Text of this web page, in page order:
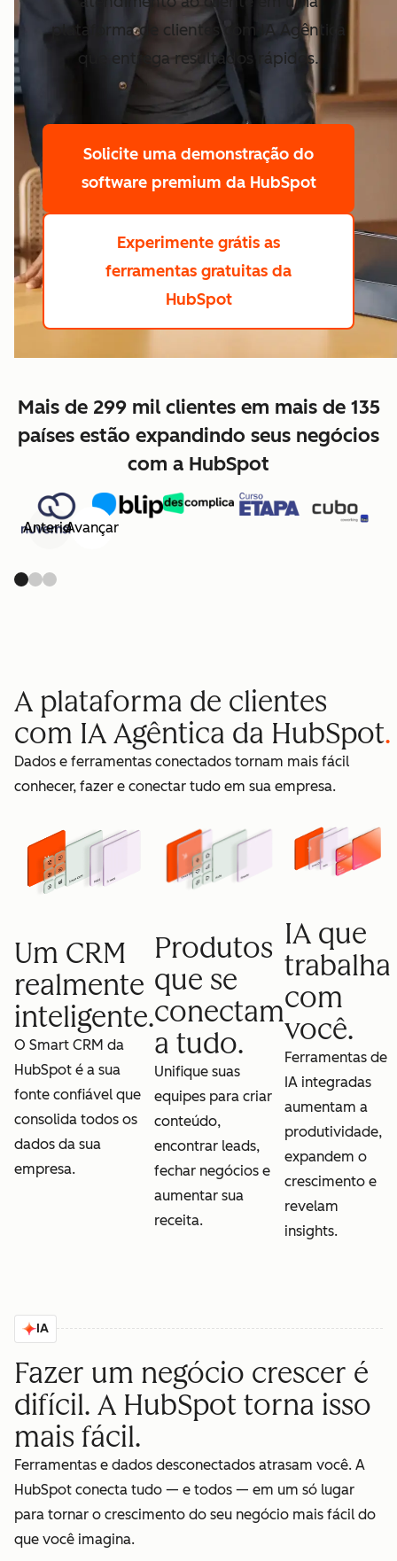
plataforma de clientes com IA Agêntica
que entrega resultados rápidos.
Solicite uma demonstração do
software premium da HubSpot
Experimente grátis as
ferramentas gratuitas da
HubSpot
Mais de 299 mil clientes em mais de 135
países estão expandindo seus negócios
com a HubSpot
AnteriorAvançar
A plataforma de clientes
com IA Agêntica da HubSpot
Dados e ferramentas conectados tornam mais fácil
conhecer, fazer e conectar tudo em sua empresa.
Um CRM
realmente
inteligente.
O Smart CRM da
HubSpot é a sua
fonte confiável que
consolida todos os
dados da sua
empresa.
Produtos
que se
conectam
a tudo.
Unifique suas
equipes para criar
conteúdo,
encontrar leads,
fechar negócios e
aumentar sua
receita.
IA que
trabalha
com
você.
Ferramentas de
IA integradas
aumentam a
produtividade,
expandem o
crescimento e
revelam
insights.
IA
Fazer um negócio crescer é
difícil. A HubSpot torna isso
mais fácil.
Ferramentas e dados desconectados atrasam você. A
HubSpot conecta tudo — e todos — em um só lugar
para tornar o crescimento do seu negócio mais fácil do
que você imagina.